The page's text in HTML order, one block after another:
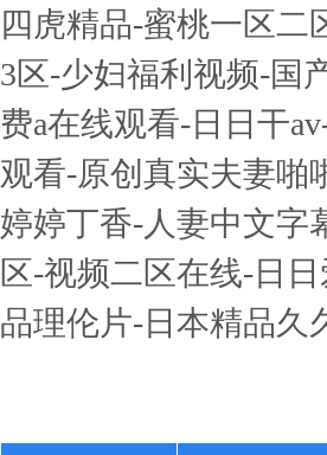
四虎精品-蜜桃一区二
3区-少妇福利视频-国
费a在线观看-日日干
观看-原创真实夫妻啪
婷婷丁香-人妻中文字
区-视频二区在线-日
品理伦片-日本精品久